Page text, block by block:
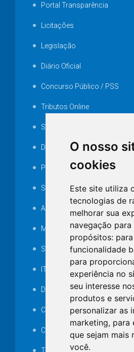
O nosso
cookies
Este site utiliza
tecnologias de
melhorar sua
navegação
propósitos:
funcionalidade
para
experiência no
seu interesse
produtos e
personalizar as
marketing, para
que sejam mais
você.
Portal Transparência
Licitações
Legislação
Diário Oficial
Concurso Público / PSS
Tributos Online
Serviços ISS-E
Decretos
Portarias
SAMAE
Audiência pública
MANUTENÇÃO DE
Serviços Técnicos TI
ITR
Desapropriações
Catalogo Eletrônico de
Consórcios Municipais
Telefones Úteis